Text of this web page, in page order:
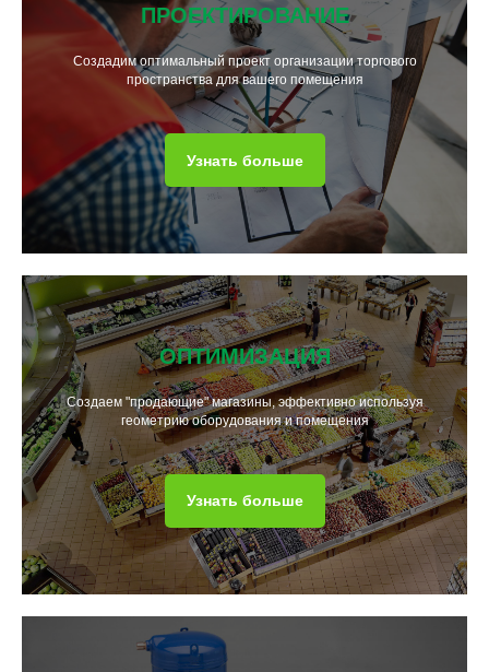
ПРОЕКТИРОВАНИЕ
Создадим оптимальный проект организации торгового
пространства для вашего помещения
Узнать больше
ОПТИМИЗАЦИЯ
Создаем "продающие" магазины, эффективно используя
геометрию оборудования и помещения
Узнать больше